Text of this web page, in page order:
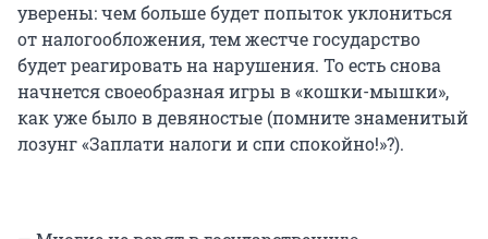
уверены: чем больше будет попыток уклониться
от налогообложения, тем жестче государство
будет реагировать на нарушения. То есть снова
начнется своеобразная игры в «кошки-мышки»,
как уже было в девяностые (помните знаменитый
лозунг «Заплати налоги и спи спокойно!»?).